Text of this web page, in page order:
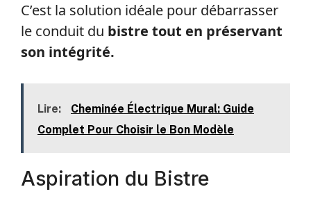
C’est la solution idéale pour débarrasser
le conduit du bistre tout en préservant
son intégrité.
Lire:
Cheminée Électrique Mural: Guide
Complet Pour Choisir le Bon Modèle
Aspiration du Bistre